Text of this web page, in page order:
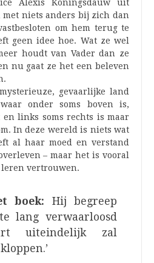
Alexis Koningsdauw uit
met niets anders bij zich dan
om hem terug te
geen idee hoe. Wat ze wel
houdt van Vader dan ze
nu gaat ze het een beleven
gevaarlijke land
onder soms boven is,
links soms rechts is maar
In deze wereld is niets wat
al haar moed en verstand
– maar het is vooral
vertrouwen.
boek: Hij begreep
lang verwaarloosd
uiteindelijk zal